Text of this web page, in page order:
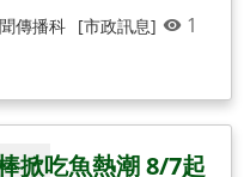
傳播科 [市政訊息] 1
掀吃魚熱潮 8/7起